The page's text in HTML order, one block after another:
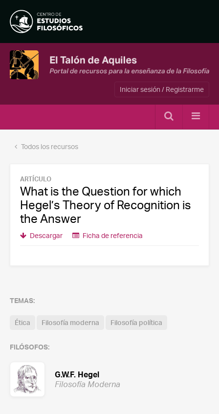
Iniciar sesión / Registrarme
Todos los recursos
ARTÍCULO
What is the Question for which
Hegel’s Theory of Recognition is
the Answer
Descargar Ficha de referencia
TEMAS:
Ética Filosofía moderna Filosofía política
FILÓSOFOS:
G.W.F. Hegel
Filosofía Moderna